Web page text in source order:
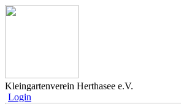
Kleingartenverein Herthasee e.V.
Login